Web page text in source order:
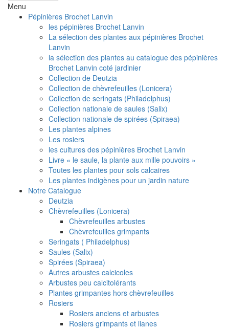
Menu
Pépinières Brochet Lanvin
les pépinières Brochet Lanvin
La sélection des plantes aux pépinières Brochet
Lanvin
la sélection des plantes au catalogue des pépinières
Brochet Lanvin coté jardinier
Collection de Deutzia
Collection de chèvrefeuilles (Lonicera)
Collection de seringats (Philadelphus)
Collection nationale de saules (Salix)
Collection nationale de spirées (Spiraea)
Les plantes alpines
Les rosiers
les cultures des pépinières Brochet Lanvin
Livre « le saule, la plante aux mille pouvoirs »
Toutes les plantes pour sols calcaires
Les plantes indigènes pour un jardin nature
Notre Catalogue
Deutzia
Chèvrefeuilles (Lonicera)
Chèvrefeuilles arbustes
Chèvrefeuilles grimpants
Seringats ( Philadelphus)
Saules (Salix)
Spirées (Spiraea)
Autres arbustes calcicoles
Arbustes peu calcitolérants
Plantes grimpantes hors chèvrefeuilles
Rosiers
Rosiers anciens et arbustes
Rosiers grimpants et lianes